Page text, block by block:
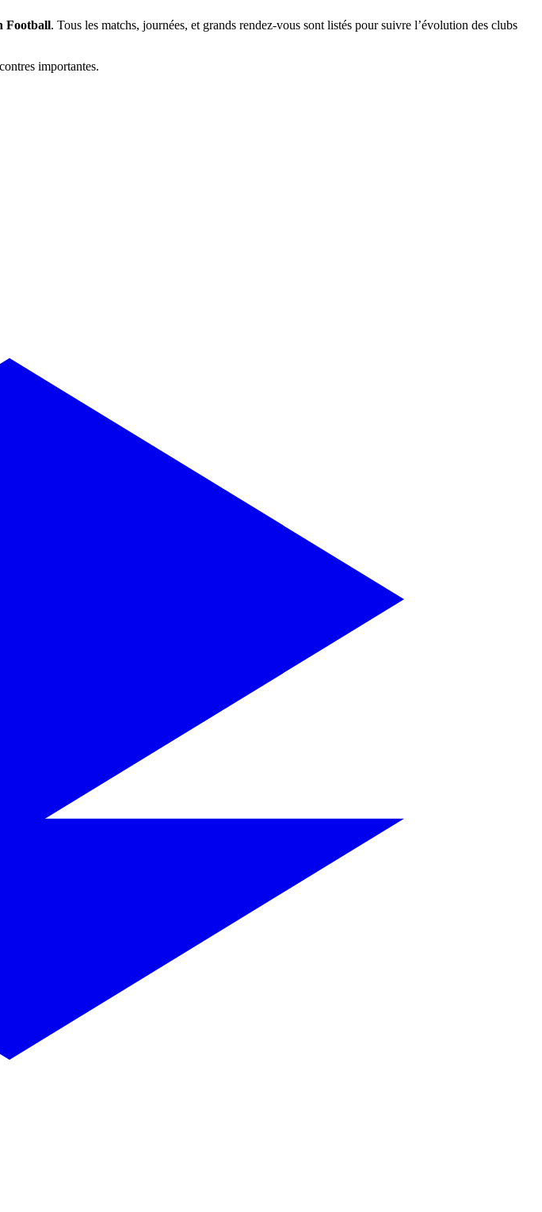
Football. Tous les matchs, journées, et grands rendez-vous sont listés pour suivre l’évolution des clubs
importantes.